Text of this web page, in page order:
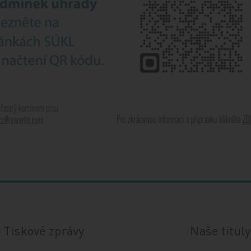
Tiskové zprávy Naše tituly